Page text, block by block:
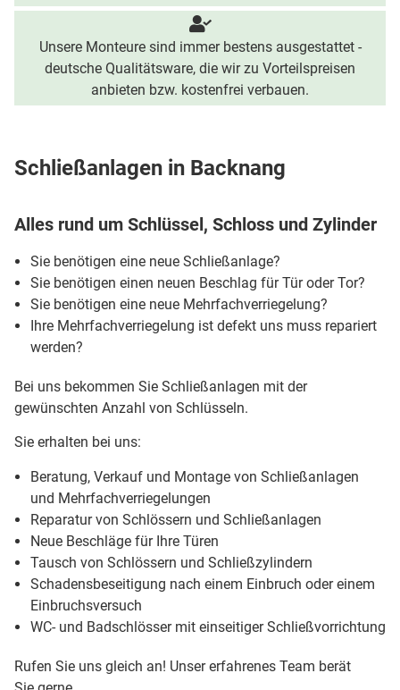
Unsere Monteure sind immer bestens ausgestattet -
deutsche Qualitätsware, die wir zu Vorteilspreisen
anbieten bzw. kostenfrei verbauen.
Schließanlagen in Backnang
Alles rund um Schlüssel, Schloss und Zylinder
Sie benötigen eine neue Schließanlage?
Sie benötigen einen neuen Beschlag für Tür oder Tor?
Sie benötigen eine neue Mehrfachverriegelung?
Ihre Mehrfachverriegelung ist defekt uns muss repariert
werden?
Bei uns bekommen Sie Schließanlagen mit der
gewünschten Anzahl von Schlüsseln.
Sie erhalten bei uns:
Beratung, Verkauf und Montage von Schließanlagen
und Mehrfachverriegelungen
Reparatur von Schlössern und Schließanlagen
Neue Beschläge für Ihre Türen
Tausch von Schlössern und Schließzylindern
Schadensbeseitigung nach einem Einbruch oder einem
Einbruchsversuch
WC- und Badschlösser mit einseitiger Schließvorrichtung
Rufen Sie uns gleich an! Unser erfahrenes Team berät